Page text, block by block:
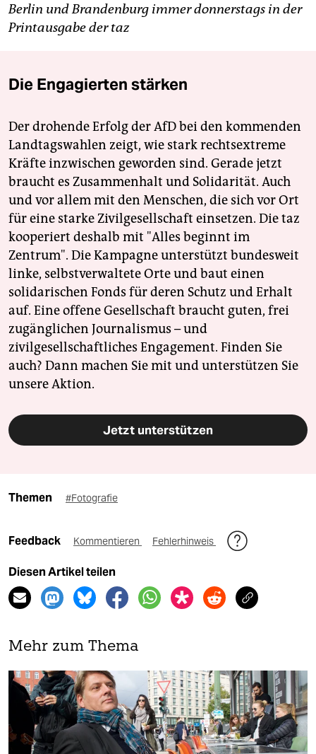
Berlin und Brandenburg immer donnerstags in der
Printausgabe der taz
Die Engagierten stärken
Der drohende Erfolg der AfD bei den kommenden
Landtagswahlen zeigt, wie stark rechtsextreme
Kräfte inzwischen geworden sind. Gerade jetzt
braucht es Zusammenhalt und Solidarität. Auch
und vor allem mit den Menschen, die sich vor Ort
für eine starke Zivilgesellschaft einsetzen. Die taz
kooperiert deshalb mit "Alles beginnt im
Zentrum". Die Kampagne unterstützt bundesweit
linke, selbstverwaltete Orte und baut einen
solidarischen Fonds für deren Schutz und Erhalt
auf. Eine offene Gesellschaft braucht guten, frei
zugänglichen Journalismus – und
zivilgesellschaftliches Engagement. Finden Sie
auch? Dann machen Sie mit und unterstützen Sie
unsere Aktion.
Jetzt unterstützen
Themen #Fotografie
Feedback Kommentieren Fehlerhinweis
Diesen Artikel teilen
Mehr zum Thema